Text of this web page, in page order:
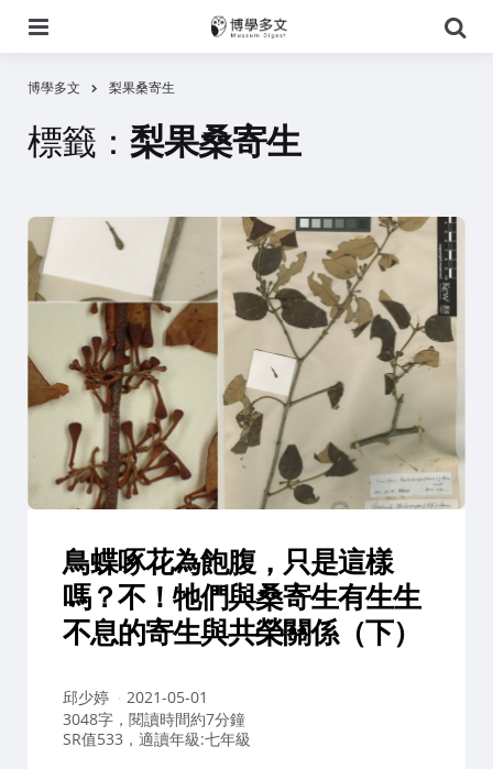
尋
博學多文 梨果桑寄生
標籤： 梨果桑寄生
鳥蝶啄花為飽腹，只是這樣
嗎？不！牠們與桑寄生有生生
不息的寄生與共榮關係（下）
作
者：
邱少婷
2021-05-01
3048字，閱讀時間約7分鐘
SR值533，適讀年級:七年級